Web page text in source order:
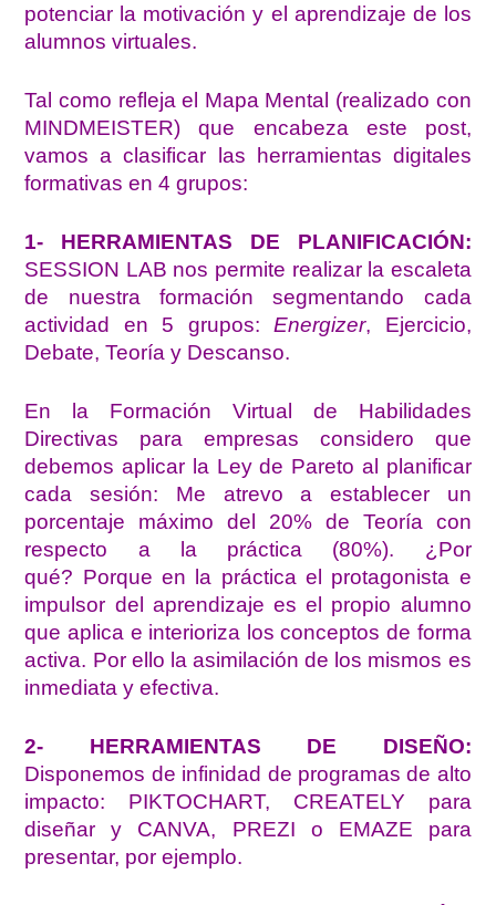
potenciar la motivación y el aprendizaje de los
alumnos virtuales.
Tal como refleja el Mapa Mental (realizado con
MINDMEISTER) que encabeza este post,
vamos a clasificar las herramientas digitales
formativas en 4 grupos:
1- HERRAMIENTAS DE PLANIFICACIÓN:
SESSION LAB nos permite realizar la escaleta
de nuestra formación segmentando cada
actividad en 5 grupos:Energizer, Ejercicio,
Debate, Teoría y Descanso.
En la Formación Virtual de Habilidades
Directivas para empresas considero que
debemos aplicar la Ley de Pareto al planificar
cada sesión: Me atrevo a establecer un
porcentaje máximo del 20% de Teoría con
respecto a la práctica (80%). ¿Por
qué? Porque en la práctica el protagonista e
impulsor del aprendizaje es el propio alumno
que aplica e interioriza los conceptos de forma
activa. Por ello la asimilación de los mismos es
inmediata y efectiva.
2- HERRAMIENTAS DE DISEÑO:
Disponemos de infinidad de programas de alto
impacto: PIKTOCHART, CREATELY para
diseñar y CANVA, PREZI o EMAZE para
presentar, por ejemplo.